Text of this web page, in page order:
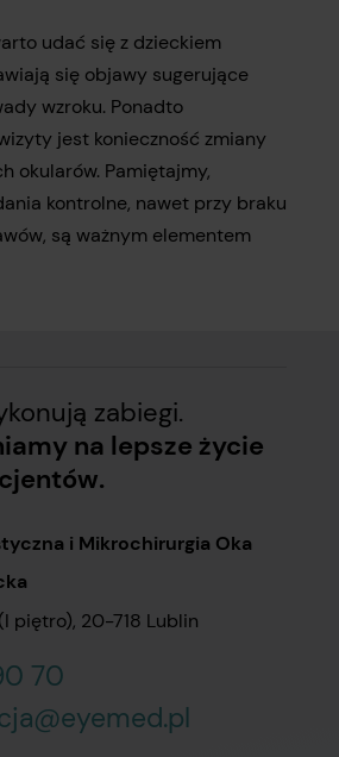
udać się z dzieckiem
się objawy sugerujące
wzroku. Ponadto
jest konieczność zmiany
okularów. Pamiętajmy,
kontrolne, nawet przy braku
są ważnym elementem
zabiegi.
na lepsze życie
i Mikrochirurgia Oka
piętro), 20-718 Lublin
70